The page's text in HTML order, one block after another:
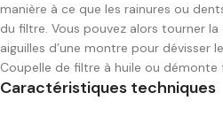
manière à ce que les rainures ou
du filtre. Vous pouvez alors tourner la
aiguilles d’une montre pour dévisser
Coupelle de filtre à huile ou démonte
Caractéristiques techniques